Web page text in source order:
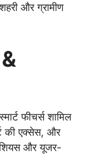
और ग्रामीण
फीचर्स शामिल
की एक्सेस, और
और यूजर-